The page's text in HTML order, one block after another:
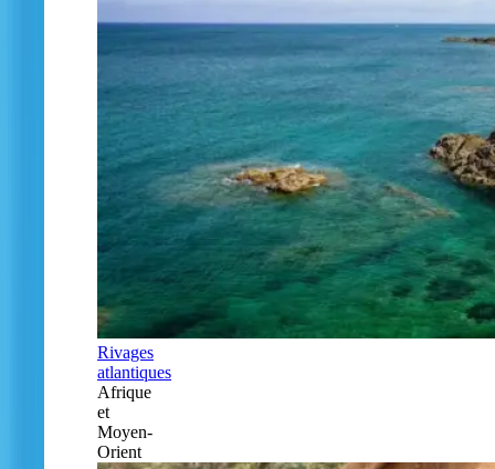
Rivages
atlantiques
Afrique
et
Moyen-
Orient